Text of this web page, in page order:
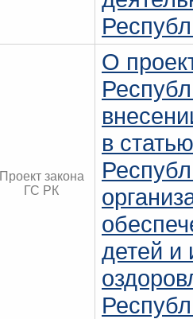
Проект закона
ГС РК
О
в
детей и